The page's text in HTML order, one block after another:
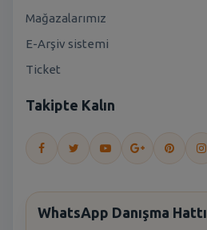
Mağazalarımız
E-Arşiv sistemi
Ticket
Takipte Kalın
WhatsApp Danışma Hattı